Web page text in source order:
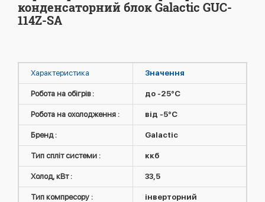
конденсаторний блок Galactic GUC-
114Z-SA
Характеристика Значення
Робота на обігрів : до -25°C
Робота на охолодження : від -5°C
Бренд : Galactic
Тип спліт системи : ккб
Холод, кВт : 33,5
Тип компресору : інверторний